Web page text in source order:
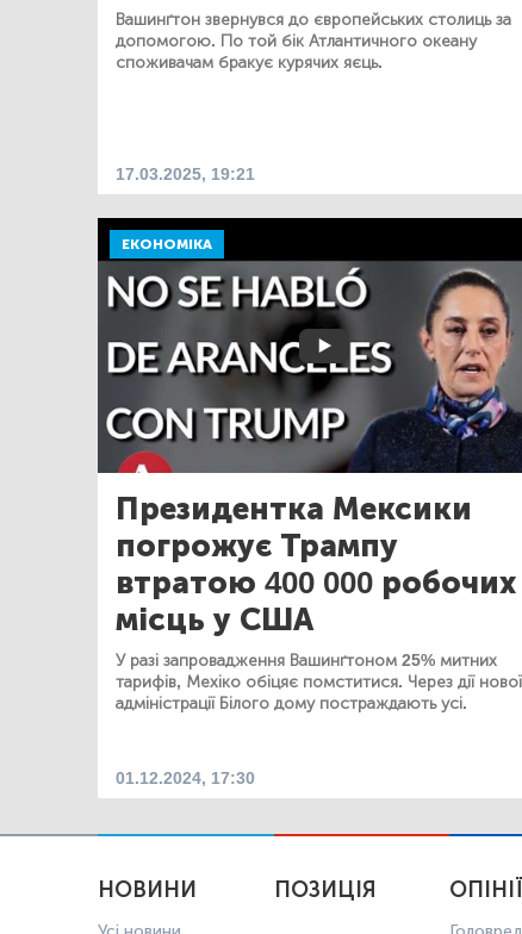
Вашинґтон звернувся до європейських столиць за
допомогою. По той бік Атлантичного океану
споживачам бракує курячих яєць.
17.03.2025, 19:21
ЕКОНОМІКА
Президентка Мексики
погрожує Трампу
втратою 400 000 робочих
місць у США
У разі запровадження Вашинґтоном 25% митних
тарифів, Мехіко обіцяє помститися. Через дії нової
адміністрації Білого дому постраждають усі.
01.12.2024, 17:30
НОВИНИ ПОЗИЦІЯ ОПІНІЇ